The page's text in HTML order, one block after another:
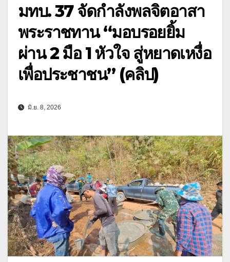
มทบ. 37 จัดกำลังพลจิตอาสา
พระราชทาน “มอบรอยยิ้ม
ผ่าน 2 มือ 1 หัวใจ สู่หยาดเหงื่อ
เพื่อประชาชน” (คลิป)
มิ.ย. 8, 2026